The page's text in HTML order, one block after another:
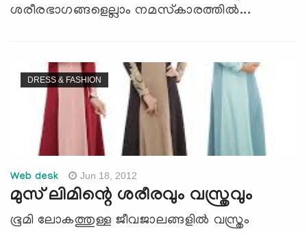
ശരീരഭാഗങ്ങളെല്ലാം നമസ്‌കാരത്തില്‍...
DRESS & FASHION
Web desk Jun 18, 2012
മുസ് ലിമിന്റെ ശരീരവും വസ്ത്രവും
ഭൂമി ലോകത്തുള്ള ജീവജാലങ്ങളില്‍ വസ്ത്രം